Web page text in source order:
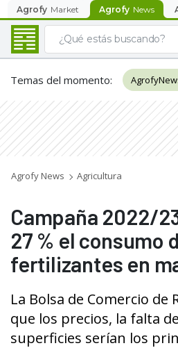
Agrofy Market Agrofy News
Temas del momento:
Agrofy News Agricultura
Campaña 2022/
27 % el consumo
fertilizantes en
La Bolsa de Comercio de
que los precios, la falta
superficies serían los